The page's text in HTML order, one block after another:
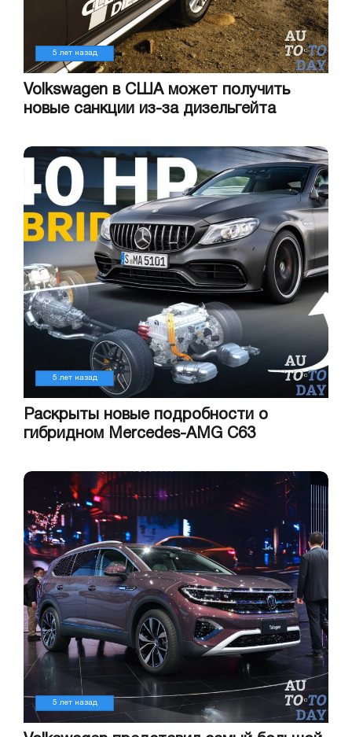
5 лет назад
Volkswagen в США может получить
новые санкции из-за дизельгейта
5 лет назад
Раскрыты новые подробности о
гибридном Mercedes-AMG C63
5 лет назад